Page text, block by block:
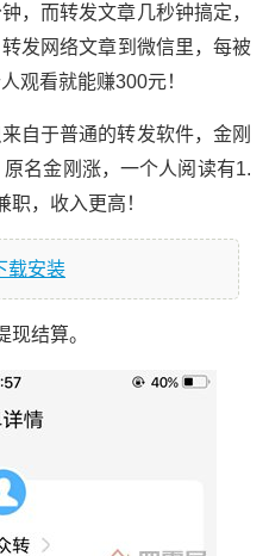
，而转发文章几秒钟搞定，
发网络文章到微信里，每被
观看就能赚300元！
自于普通的转发软件，金刚
名金刚涨，一个人阅读有1.
，收入更高！
载安装
结算。